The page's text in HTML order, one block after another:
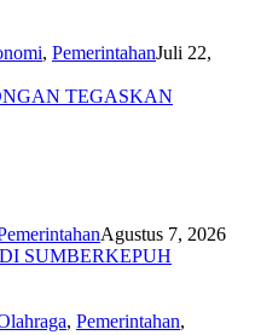
, PemerintahanJuli 22,
TEGASKAN
Agustus 7, 2026
SUMBERKEPUH
, Pemerintahan,